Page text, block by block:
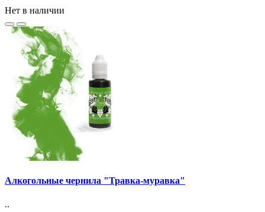
Нет в наличии
Алкогольные чернила "Травка-муравка"
..